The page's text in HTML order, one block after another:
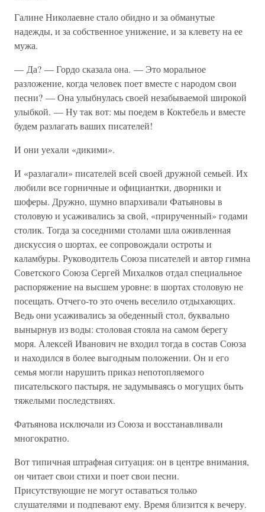
Галине Николаевне стало обидно и за обманутые
надежды, и за собственное унижение, и за клевету на ее
мужа.
— Да? — Гордо сказала она. — Это моральное
разложение, когда человек поет вместе с народом свои
песни? — Она улыбнулась своей незабываемой широкой
улыбкой. — Ну так вот: мы поедем в Коктебель и вместе
будем разлагать ваших писателей!
И они уехали «дикими».
И «разлагали» писателей всей своей дружной семьей. Их
любили все горничные и официантки, дворники и
шоферы. Дружно, шумно впархивали Фатьяновы в
столовую и усаживались за свой, «прирученный» годами
столик. Тогда за соседними столами шла оживленная
дискуссия о шортах, ее сопровождали остроты и
каламбуры. Руководитель Союза писателей и автор гимна
Советского Союза Сергей Михалков отдал специальное
распоряжение на высшем уровне: в шортах столовую не
посещать. Отчего-то это очень веселило отдыхающих.
Ведь они усаживались за обеденный стол, буквально
вынырнув из воды: столовая стояла на самом берегу
моря. Алексей Иванович не входил тогда в состав Союза
и находился в более выгодным положении. Он и его
семья могли нарушить приказ непотопляемого
писательского пастыря, не задумываясь о могущих быть
тяжелыми последствиях.
Фатьянова исключали из Союза и восстанавливали
многократно.
Вот типичная штрафная ситуация: он в центре внимания,
он читает свои стихи и поет свои песни.
Присутствующие не могут оставаться только
слушателями и подпевают ему. Время близится к вечеру.